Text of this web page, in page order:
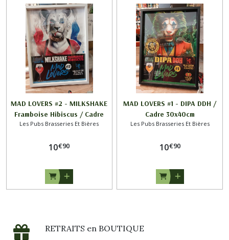
MAD LOVERS #2 - MILKSHAKE
Framboise Hibiscus / Cadre
30x40cm
Les Pubs Brasseries Et Bières
10€90
MAD LOVERS #1 - DIPA DDH /
Cadre 30x40cm
Les Pubs Brasseries Et Bières
10€90
RETRAITS en BOUTIQUE